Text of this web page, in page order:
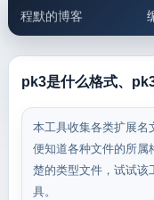
程默的博客
邮件工具
pk3是什么格式、
本工具收集各类扩展名
便知道各种文件的所属
楚的类型文件，试试该
具。